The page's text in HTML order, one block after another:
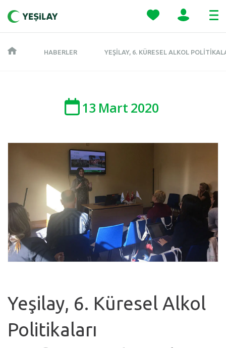
HABERLER YEŞILAY, 6. KÜRESEL ALKOL
13 Mart 2020
Yeşilay, 6. Küresel Alkol
Politikaları